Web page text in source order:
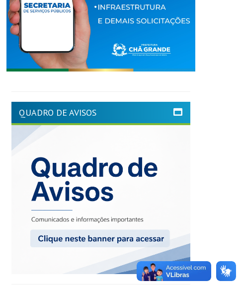
QUADRO DE AVISOS